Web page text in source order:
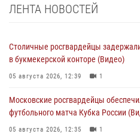
ЛЕНТА НОВОСТЕЙ
Столичные росгвардейцы
в букмекерской конторе (Видео)
05 августа 2026, 12:39 1
Московские росгвардейцы
футбольного матча Кубка России
05 августа 2026, 12:35 1